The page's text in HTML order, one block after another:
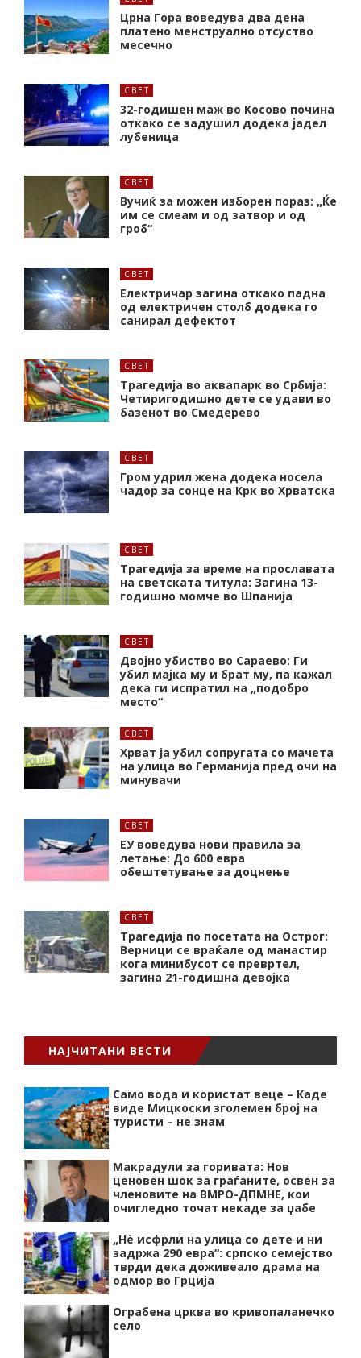
Црна Гора воведува два дена
платено менструално отсуство
месечно
СВЕТ
32-годишен маж во Косово почина
откако се задушил додека јадел
лубеница
СВЕТ
Вучиќ за можен изборен пораз: „Ќе
им се смеам и од затвор и од
гроб“
СВЕТ
Електричар загина откако падна
од електричен столб додека го
санирал дефектот
СВЕТ
Трагедија во аквапарк во Србија:
Четиригодишно дете се удави во
базенот во Смедерево
СВЕТ
Гром удрил жена додека носела
чадор за сонце на Крк во Хрватска
СВЕТ
Трагедија за време на прославата
на светската титула: Загина 13-
годишно момче во Шпанија
СВЕТ
Двојно убиство во Сараево: Ги
убил мајка му и брат му, па кажал
дека ги испратил на „подобро
место“
СВЕТ
Хрват ја убил сопругата со мачета
на улица во Германија пред очи на
минувачи
СВЕТ
ЕУ воведува нови правила за
летање: До 600 евра
обештетување за доцнење
СВЕТ
Трагедија по посетата на Острог:
Верници се враќале од манастир
кога минибусот се превртел,
загина 21-годишна девојка
НАЈЧИТАНИ ВЕСТИ
Само вода и користат веце – Каде
виде Мицкоски зголемен број на
туристи – не знам
Макрадули за горивата: Нов
ценовен шок за граѓаните, освен за
членовите на ВМРО-ДПМНЕ, кои
очигледно точат некаде за џабе
„Нѐ исфрли на улица со дете и ни
задржа 290 евра“: српско семејство
тврди дека доживеало драма на
одмор во Грција
Ограбена црква во кривопаланечко
село